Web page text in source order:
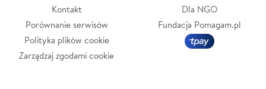
Kontakt
Porównanie serwisów
Polityka plików cookie
Zarządzaj zgodami cookie
Dla NGO
Fundacja Pomagam.pl